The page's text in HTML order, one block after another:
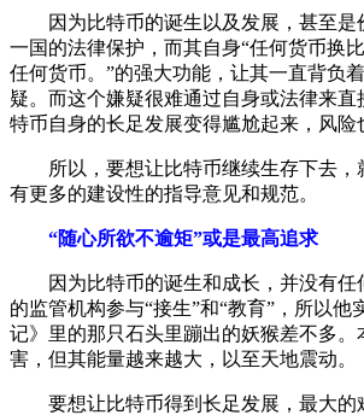
因为比特币的诞生以及发展，甚至是
一国的法律保护，而其自身“任何货币换
任何货币。”的强大功能，让其一直背负
疑。而这个嫌疑很难通过自身或法律来直
特币自身的长足发展变得尴尬起来，风险
所以，要想让比特币继续生存下去，
有更多的建设性的指导意见和规范。
“随心所欲不逾矩”或是最高追求
因为比特币的诞生和成长，并没有任
的监管机构参与“接生”和“教育”，所以他
记》里的那只石头里蹦出的妖猴差不多。
害，但其能量越来越大，以至天地震动。
要想让比特币得到长足发展，最大的